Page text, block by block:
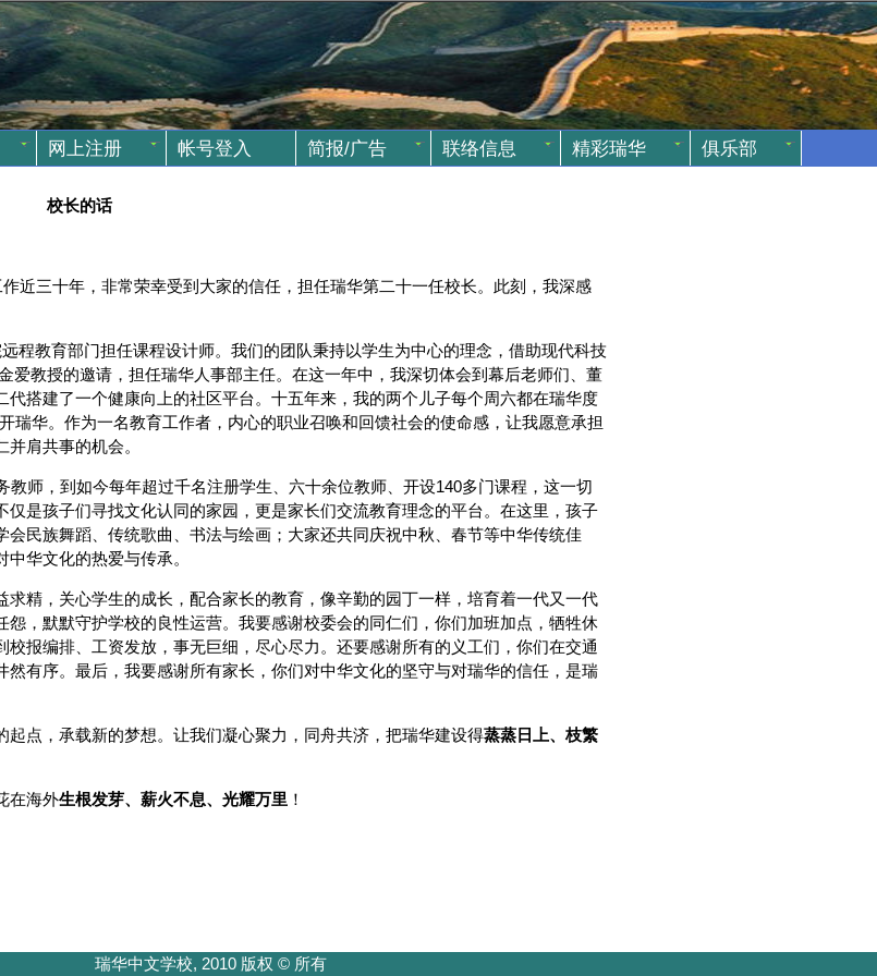
网上注册 帐号登入 简报/广告 联络信息 精彩瑞华 俱乐部
校长的话
近三十年，非常荣幸受到大家的信任，担任瑞华第二十一任校长。此刻，我深感
程教育部门担任课程设计师。我们的团队秉持以学生为中心的理念，借助现代科技
爱教授的邀请，担任瑞华人事部主任。在这一年中，我深切体会到幕后老师们、董
搭建了一个健康向上的社区平台。十五年来，我的两个儿子每个周六都在瑞华度
瑞华。作为一名教育工作者，内心的职业召唤和回馈社会的使命感，让我愿意承担
肩共事的机会。
师，到如今每年超过千名注册学生、六十余位教师、开设140多门课程，这一切
是孩子们寻找文化认同的家园，更是家长们交流教育理念的平台。在这里，孩子
民族舞蹈、传统歌曲、书法与绘画；大家还共同庆祝中秋、春节等中华传统佳
华文化的热爱与传承。
精，关心学生的成长，配合家长的教育，像辛勤的园丁一样，培育着一代又一代
，默默守护学校的良性运营。我要感谢校委会的同仁们，你们加班加点，牺牲休
报编排、工资发放，事无巨细，尽心尽力。还要感谢所有的义工们，你们在交通
有序。最后，我要感谢所有家长，你们对中华文化的坚守与对瑞华的信任，是瑞
点，承载新的梦想。让我们凝心聚力，同舟共济，把瑞华建设得蒸蒸日上、枝繁
在海外生根发芽、薪火不息、光耀万里 ！
瑞华中文学校, 2010 版权 © 所有